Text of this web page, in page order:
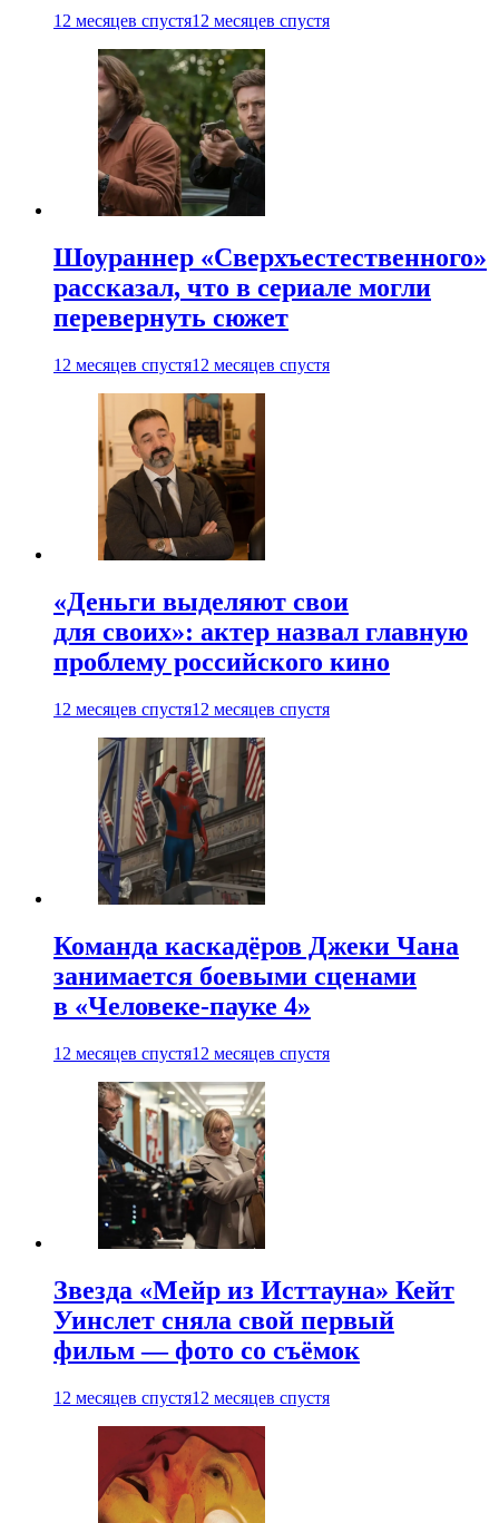
12 месяцев спустя12 месяцев спустя
Шоураннер «Сверхъестественного»
рассказал, что в сериале могли
перевернуть сюжет
12 месяцев спустя12 месяцев спустя
«Деньги выделяют свои
для своих»: актер назвал главную
проблему российского кино
12 месяцев спустя12 месяцев спустя
Команда каскадёров Джеки Чана
занимается боевыми сценами
в «Человеке-пауке 4»
12 месяцев спустя12 месяцев спустя
Звезда «Мейр из Исттауна» Кейт
Уинслет сняла свой первый
фильм — фото со съёмок
12 месяцев спустя12 месяцев спустя